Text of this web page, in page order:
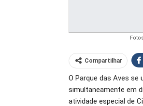
Compartilhar
O Parque das Aves se
simultaneamente em
atividade especial de